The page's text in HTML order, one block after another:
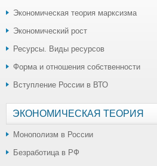
Экономическая теория марксизма
Экономический рост
Ресурсы. Виды ресурсов
Форма и отношения собственности
Вступление России в ВТО
ЭКОНОМИЧЕСКАЯ ТЕОРИЯ
Монополизм в России
Безработица в РФ